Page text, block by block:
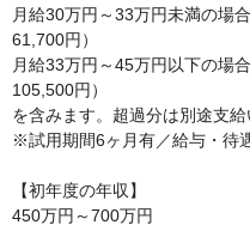
月給30万円～33万円未満の場
61,700円）
月給33万円～45万円以下の場
105,500円）
を含みます。超過分は別途支給
※試用期間6ヶ月有／給与・待
【初年度の年収】
450万円～700万円